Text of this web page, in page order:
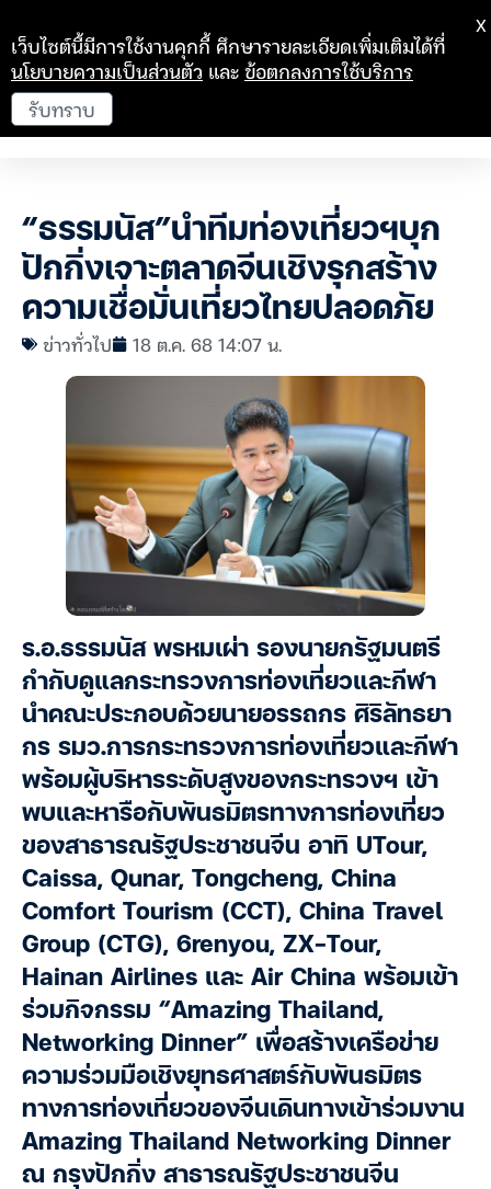
“ธรรมนัส”นำทีมท่องเที่ยวฯบุก
ปักกิ่งเจาะตลาดจีนเชิงรุกสร้าง
ความเชื่อมั่นเที่ยวไทยปลอดภัย
ข่าวทั่วไป 18 ต.ค. 68 14:07 น.
ร.อ.ธรรมนัส พรหมเผ่า รองนายกรัฐมนตรี
กำกับดูแลกระทรวงการท่องเที่ยวและกีฬา
นำคณะประกอบด้วยนายอรรถกร ศิริลัทธยา
กร รมว.การกระทรวงการท่องเที่ยวและกีฬา
พร้อมผู้บริหารระดับสูงของกระทรวงฯ เข้า
พบและหารือกับพันธมิตรทางการท่องเที่ยว
ของสาธารณรัฐประชาชนจีน อาทิ UTour,
Caissa, Qunar, Tongcheng, China
Comfort Tourism (CCT), China Travel
Group (CTG), 6renyou, ZX-Tour,
Hainan Airlines และ Air China พร้อมเข้า
ร่วมกิจกรรม “Amazing Thailand,
Networking Dinner” เพื่อสร้างเครือข่าย
ความร่วมมือเชิงยุทธศาสตร์กับพันธมิตร
ทางการท่องเที่ยวของจีนเดินทางเข้าร่วมงาน
Amazing Thailand Networking Dinner
ณ กรุงปักกิ่ง สาธารณรัฐประชาชนจีน
เว็บไซต์นี้มีการใช้งานคุกกี้ ศึกษารายละเอียดเพิ่มเติมได้ที่
นโยบายความเป็นส่วนตัว และข้อตกลงการใช้บริการ
รับทราบ
X